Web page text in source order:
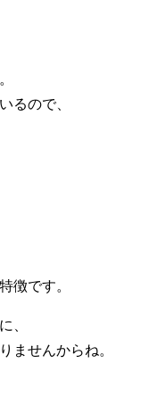
るので、
徴です。
、
ませんからね。